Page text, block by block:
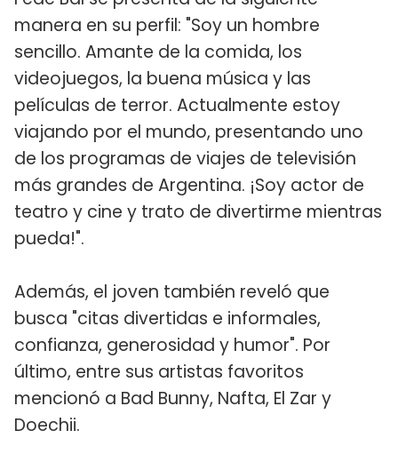
manera en su perfil: "Soy un hombre
sencillo. Amante de la comida, los
videojuegos, la buena música y las
películas de terror. Actualmente estoy
viajando por el mundo, presentando uno
de los programas de viajes de televisión
más grandes de Argentina. ¡Soy actor de
teatro y cine y trato de divertirme mientras
pueda!".
Además, el joven también reveló que
busca "citas divertidas e informales,
confianza, generosidad y humor". Por
último, entre sus artistas favoritos
mencionó a Bad Bunny, Nafta, El Zar y
Doechii.